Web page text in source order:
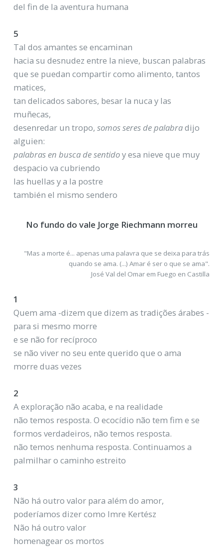
del fin de la aventura humana
5
Tal dos amantes se encaminan
hacia su desnudez entre la nieve, buscan palabras
que se puedan compartir como alimento, tantos
matices,
tan delicados sabores, besar la nuca y las
muñecas,
desenredar un tropo, somos seres de palabradijo
alguien:
palabras en busca de sentidoy esa nieve que muy
despacio va cubriendo
las huellas y a la postre
también el mismo sendero
No fundo do vale Jorge Riechmann morreu
"Mas a morte é... apenas uma palavra que se deixa para trás
quando se ama. (...) Amar é ser o que se ama".
José Val del Omar em Fuego en Castilla
1
Quem ama -dizem que dizem as tradições árabes -
para si mesmo morre
e se não for recíproco
se não viver no seu ente querido que o ama
morre duas vezes
2
A exploração não acaba, e na realidade
não temos resposta. O ecocídio não tem fim e se
formos verdadeiros, não temos resposta.
não temos nenhuma resposta. Continuamos a
palmilhar o caminho estreito
3
Não há outro valor para além do amor,
poderíamos dizer como Imre Kertész
Não há outro valor
homenagear os mortos